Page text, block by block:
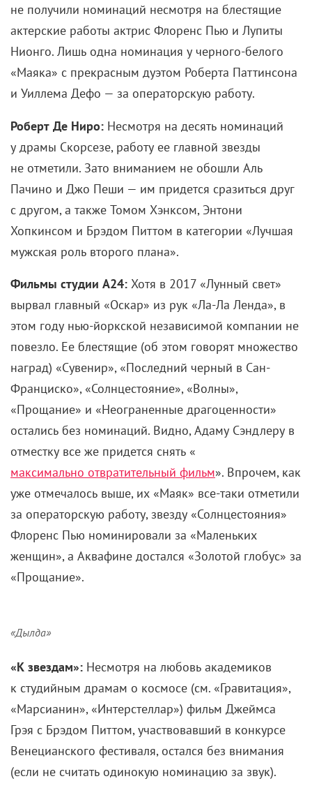
не получили номинаций несмотря на блестящие
актерские работы актрис Флоренс Пью и Лупиты
Нионго. Лишь одна номинация у черного-белого
«Маяка» с прекрасным дуэтом Роберта Паттинсона
и Уиллема Дефо — за операторскую работу.
Роберт Де Ниро: Несмотря на десять номинаций
у драмы Скорсезе, работу ее главной звезды
не отметили. Зато вниманием не обошли Аль
Пачино и Джо Пеши — им придется сразиться друг
с другом, а также Томом Хэнксом, Энтони
Хопкинсом и Брэдом Питтом в категории «Лучшая
мужская роль второго плана».
Фильмы студии A24: Хотя в 2017 «Лунный свет»
вырвал главный «Оскар» из рук «Ла-Ла Ленда», в
этом году нью-йоркской независимой компании не
повезло. Ее блестящие (об этом говорят множество
наград) «Сувенир», «Последний черный в Сан-
Франциско», «Солнцестояние», «Волны»,
«Прощание» и «Неограненные драгоценности»
остались без номинаций. Видно, Адаму Сэндлеру в
отместку все же придется снять «
максимально отвратительный фильм». Впрочем, как
уже отмечалось выше, их «Маяк» все-таки отметили
за операторскую работу, звезду «Солнцестояния»
Флоренс Пью номинировали за «Маленьких
женщин», а Аквафине достался «Золотой глобус» за
«Прощание».
«Дылда»
«К звездам»: Несмотря на любовь академиков
к студийным драмам о космосе (см. «Гравитация»,
«Марсианин», «Интерстеллар») фильм Джеймса
Грэя с Брэдом Питтом, участвовавший в конкурсе
Венецианского фестиваля, остался без внимания
(если не считать одинокую номинацию за звук).